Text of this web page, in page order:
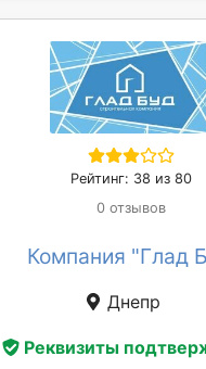
Рейтинг: 38 из 80
0 отзывов
Компания "Глад
Днепр
Реквизиты